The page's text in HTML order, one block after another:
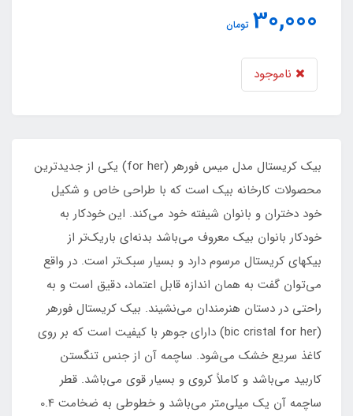
30,000 تومان
ناموجود
بیک کریستال مدل میس فورهر (for her) یکی از جدیدترین
محصولات کارخانه بیک است که با طراحی خاص و شکیل
خود دختران و بانوان شیفته خود می‌کند. این خودکار به
خودکار بانوان بیک معروف می‌باشد بدنه‌ای باریک‌تر از
بیکهای کریستال مرسوم دارد و بسیار سبک‌تر است. در واقع
می‌توان گفت به همان اندازه قابل اعتماد، دقیق است و به
راحتی در دستان هنرمندان می‌نشیند. بیک کریستال فورهر
(bic cristal for her) دارای جوهر با کیفیت است که بر روی
کاغذ سریع خشک می‌شود. ساچمه آن از جنس تنگستن
کاربید می‌باشد و کاملاً کروی و بسیار قوی می‌باشد. قطر
ساچمه آن یک میلی‌متر می‌باشد و خطوطی به ضخامت 0.4